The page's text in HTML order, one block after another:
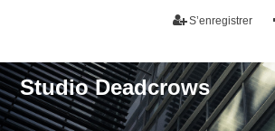
S’enregistrer
Studio Deadcrows